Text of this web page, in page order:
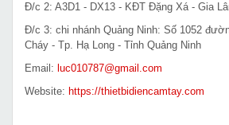
Đ/c 2: A3D1 - DX13 - KĐT Đặng Xá - Gia
Đ/c 3: chi nhánh Quảng Ninh: Số 1052
Cháy - Tp. Hạ Long - Tỉnh Quảng Ninh
Email: luc010787@gmail.com
Website: https://thietbidiencamtay.com